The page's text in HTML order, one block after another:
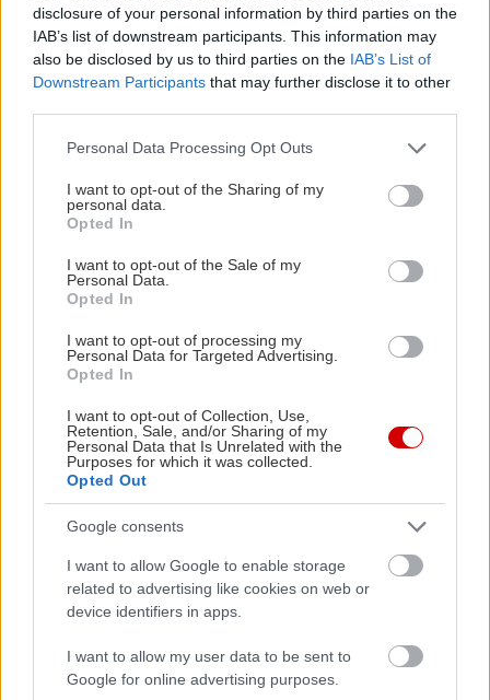
disclosure of your personal information by third parties on the
IAB’s list of downstream participants. This information may
also be disclosed by us to third parties on the IAB’s List of
Downstream Participants that may further disclose it to other
Please note that this website/app uses one or more Google
not limited to your visit or usage behaviour. You may click to
grant or deny consent to Google and its third-party tags to
use your data for below specified purposes in below Google
consent section.
Personal Data Processing Opt Outs
I want to opt-out of the Sharing of my
personal data.
Opted In
I want to opt-out of the Sale of my
Personal Data.
Opted In
I want to opt-out of processing my
Personal Data for Targeted Advertising.
Opted In
I want to opt-out of Collection, Use,
Retention, Sale, and/or Sharing of my
Personal Data that Is Unrelated with the
Purposes for which it was collected.
Opted Out
Google consents
I want to allow Google to enable storage
related to advertising like cookies on web or
device identifiers in apps.
I want to allow my user data to be sent to
Google for online advertising purposes.
in2life team